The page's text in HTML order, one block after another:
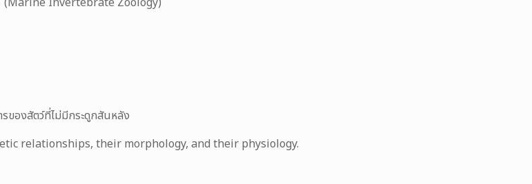
ของสัตว์ที่ไม่มีกระดูกสันหลัง
relationships, their morphology, and their physiology.